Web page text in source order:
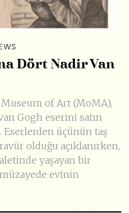
Dört Nadir Van
of Art (MoMA),
Gogh eserini satın
üçünün taş
olduğu açıklanırken,
yaşayan bir
evinin